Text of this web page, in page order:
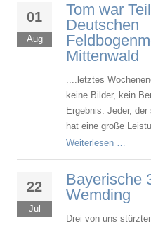
01
Aug
Tom war
Deutschen
Mittenwald
....letztes
keine Bilder, kein
Ergebnis. Jeder,
hat eine große
Weiterlesen …
22
Jul
Bayerische
Wemding
Drei von uns